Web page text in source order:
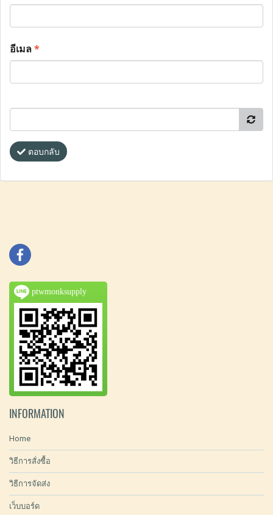
อีเมล*
ตอบกลับ
ptwmonksupply
INFORMATION
Home
วิธีการสั่งซื้อ
วิธีการจัดส่ง
เว็บบอร์ด